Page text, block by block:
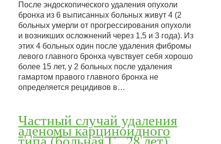
После эндоскопического удаления опухоли
бронха из 6 выписанных больных живут 4 (2
больных умерли от прогрессирования опухоли
и возникших осложнений через 1,5 и 3 года). Из
этих 4 больных один после удаления фибромы
левого главного бронха чувствует себя хорошо
более 15 лет, у 2 больных после удаления
гамартом правого главного бронха не
определяется рецидивов в…
Частный случай удаления
аденомы карциноидного